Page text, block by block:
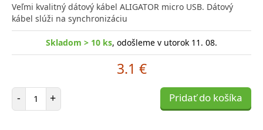
Veľmi kvalitný dátový kábel ALIGATOR micro USB. Dátový
kábel slúži na synchronizáciu
Skladom > 10 ks, odošleme v utorok 11. 08.
3.1 €
- Počet položiek
+ Pridať do košíka